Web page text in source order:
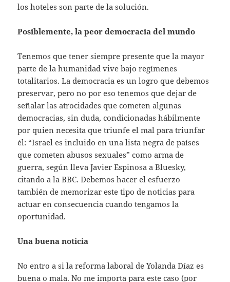
los hoteles son parte de la solución.
Posiblemente, la peor democracia del mundo
Tenemos que tener siempre presente que la mayor
parte de la humanidad vive bajo regímenes
totalitarios. La democracia es un logro que debemos
preservar, pero no por eso tenemos que dejar de
señalar las atrocidades que cometen algunas
democracias, sin duda, condicionadas hábilmente
por quien necesita que triunfe el mal para triunfar
él: “Israel es incluido en una lista negra de países
que cometen abusos sexuales” como arma de
guerra, según lleva Javier Espinosa a Bluesky,
citando a la BBC. Debemos hacer el esfuerzo
también de memorizar este tipo de noticias para
actuar en consecuencia cuando tengamos la
oportunidad.
Una buena noticia
No entro a si la reforma laboral de Yolanda Díaz es
buena o mala. No me importa para este caso (por